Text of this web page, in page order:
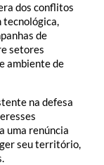
dos conflitos
tecnológica,
de
setores
ambiente de
na defesa
uma renúncia
seu território,